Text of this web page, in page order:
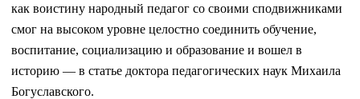
как воистину народный педагог со своими сподвижниками
смог на высоком уровне целостно соединить обучение,
воспитание, социализацию и образование и вошел в
историю — в статье доктора педагогических наук Михаила
Богуславского.